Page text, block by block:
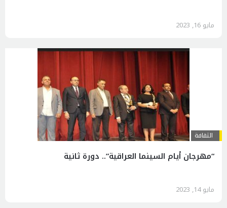
مايو 16, 2023
الثقافة
“مهرجان أيام السينما العراقية”.. دورة ثانية
مايو 14, 2023